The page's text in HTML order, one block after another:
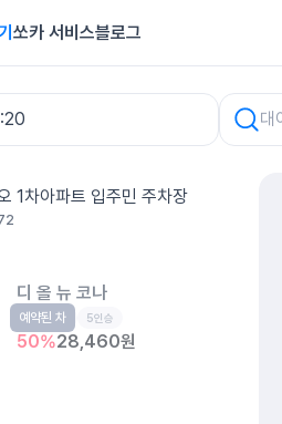
쏘카 서비스블로그
민 주차장 렌터카
1차아파트 입주민 주차장
디 올 뉴 코나
소형SUV 5인승
50%28,460원
예약된 차